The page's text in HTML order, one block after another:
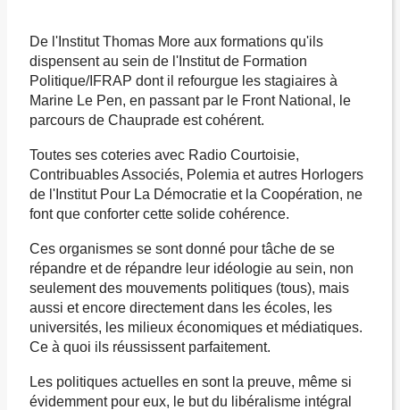
De l'Institut Thomas More aux formations qu'ils
dispensent au sein de l'Institut de Formation
Politique/IFRAP dont il refourgue les stagiaires à
Marine Le Pen, en passant par le Front National, le
parcours de Chauprade est cohérent.
Toutes ses coteries avec Radio Courtoisie,
Contribuables Associés, Polemia et autres Horlogers
de l'Institut Pour La Démocratie et la Coopération, ne
font que conforter cette solide cohérence.
Ces organismes se sont donné pour tâche de se
répandre et de répandre leur idéologie au sein, non
seulement des mouvements politiques (tous), mais
aussi et encore directement dans les écoles, les
universités, les milieux économiques et médiatiques.
Ce à quoi ils réussissent parfaitement.
Les politiques actuelles en sont la preuve, même si
évidemment pour eux, le but du libéralisme intégral